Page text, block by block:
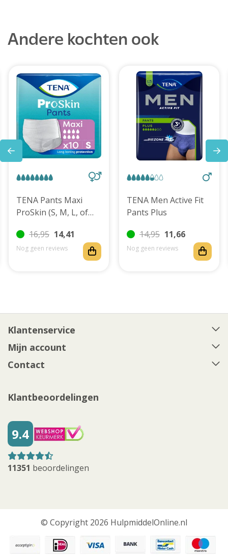
Andere kochten ook
TENA Pants Maxi
ProSkin (S, M, L, of
16,95 14,41
Nog geen reviews
TENA Men Active Fit
Pants Plus
14,95 11,66
Nog geen reviews
Klantenservice
Mijn account
Contact
Klantbeoordelingen
9.4
11351 beoordelingen
© Copyright 2026 HulpmiddelOnline.nl